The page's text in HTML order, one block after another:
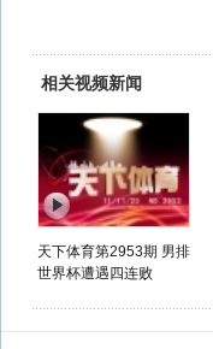
相关视频新闻
天下体育第2953期 男排
世界杯遭遇四连败